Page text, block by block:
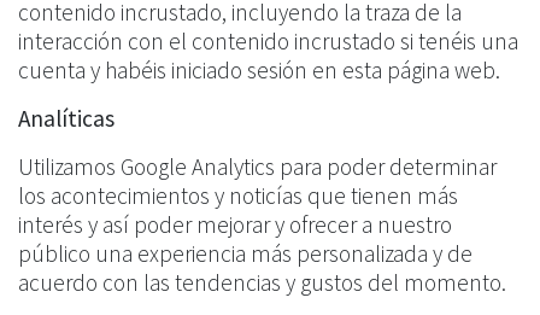
contenido incrustado, incluyendo la traza de la
interacción con el contenido incrustado si tenéis una
cuenta y habéis iniciado sesión en esta página web.
Analíticas
Utilizamos Google Analytics para poder determinar
los acontecimientos y noticías que tienen más
interés y así poder mejorar y ofrecer a nuestro
público una experiencia más personalizada y de
acuerdo con las tendencias y gustos del momento.